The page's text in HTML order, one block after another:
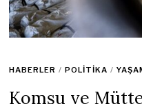
HABERLER / POLITIKA /
Komşu ve